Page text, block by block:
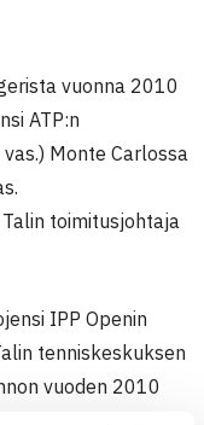
vuonna 2010
ATP:n
Monte Carlossa
toimitusjohtaja
IPP Openin
tenniskeskuksen
vuoden 2010